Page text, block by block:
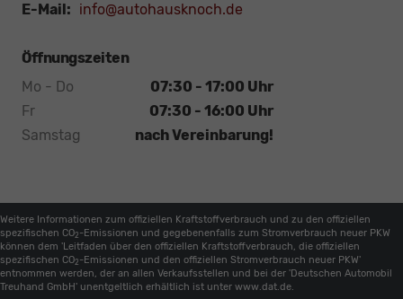
E-Mail: info@autohausknoch.de
Öffnungszeiten
Mo - Do
07:30 - 17:00 Uhr
Fr
07:30 - 16:00 Uhr
Samstag
nach Vereinbarung!
Weitere Informationen zum offiziellen Kraftstoffverbrauch und zu den offiziellen
spezifischen CO2 -Emissionen und gegebenenfalls zum Stromverbrauch neuer PKW
können dem 'Leitfaden über den offiziellen Kraftstoffverbrauch, die offiziellen
spezifischen CO2 -Emissionen und den offiziellen Stromverbrauch neuer PKW'
entnommen werden, der an allen Verkaufsstellen und bei der 'Deutschen Automobil
Treuhand GmbH' unentgeltlich erhältlich ist unter www.dat.de.